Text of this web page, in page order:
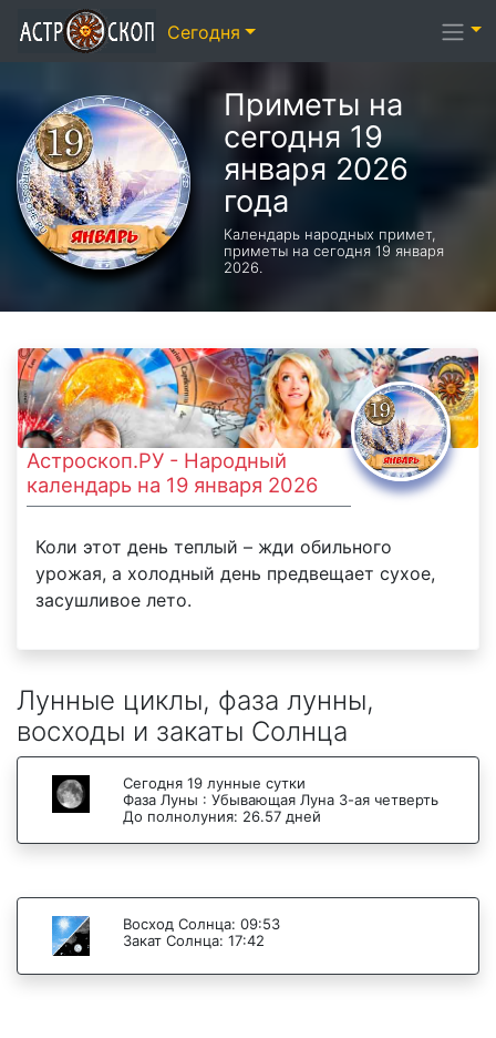
Приметы на
сегодня 19
января 2026
года
Календарь народных примет,
приметы на сегодня 19 января
2026.
Астроскоп.РУ - Народный
календарь на 19 января 2026
Коли этот день теплый – жди обильного
урожая, а холодный день предвещает сухое,
засушливое лето.
Лунные циклы, фаза лунны,
восходы и закаты Солнца
Сегодня 19 лунные сутки
Фаза Луны : Убывающая Луна 3-ая четверть
До полнолуния: 26.57 дней
Восход Солнца: 09:53
Закат Солнца: 17:42
Сегодня